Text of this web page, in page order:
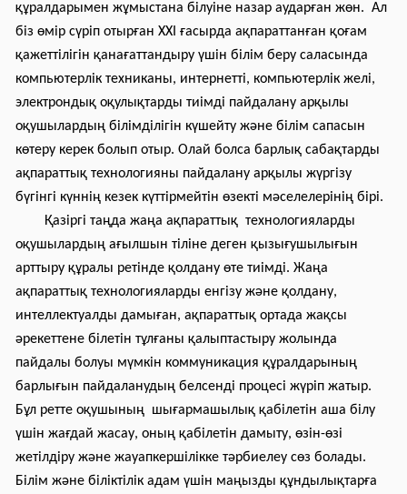
құралдарымен жұмыстана білуіне назар аударған жөн. Ал
біз өмір сүріп отырған ХХІ ғасырда ақпараттанған қоғам
қажеттілігін қанағаттандыру үшін білім беру саласында
компьютерлік техниканы, интернетті, компьютерлік желі,
электрондық оқулықтарды тиімді пайдалану арқылы
оқушылардың білімділігін күшейту және білім сапасын
көтеру керек болып отыр. Олай болса барлық сабақтарды
ақпараттық технологияны пайдалану арқылы жүргізу
бүгінгі күннің кезек күттірмейтін өзекті мәселелерінің бірі.
Қазіргі таңда жаңа ақпараттық технологияларды
оқушылардың ағылшын тіліне деген қызығушылығын
арттыру құралы ретінде қолдану өте тиімді. Жаңа
ақпараттық технологияларды енгізу және қолдану,
интеллектуалды дамыған, ақпараттық ортада жақсы
әрекеттене білетін тұлғаны қалыптастыру жолында
пайдалы болуы мүмкін коммуникация құралдарының
барлығын пайдаланудың белсенді процесі жүріп жатыр.
Бұл ретте оқушының шығармашылық қабілетін аша білу
үшін жағдай жасау, оның қабілетін дамыту, өзін-өзі
жетілдіру және жауапкершілікке тәрбиелеу сөз болады.
Білім және біліктілік адам үшін маңызды құндылықтарға